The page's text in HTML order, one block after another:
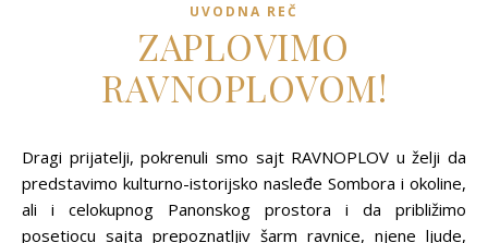
UVODNA REČ
ZAPLOVIMO
RAVNOPLOVOM!
Dragi prijatelji, pokrenuli smo sajt RAVNOPLOV u želji da
predstavimo kulturno-istorijsko nasleđe Sombora i okoline,
ali i celokupnog Panonskog prostora i da približimo
posetiocu sajta prepoznatljiv šarm ravnice, njene ljude,